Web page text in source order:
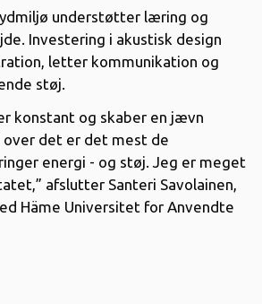
understøtter læring og
Investering i akustisk design
letter kommunikation og
støj.
konstant og skaber en jævn
over det er det mest de
energi - og støj. Jeg er meget
afslutter Santeri Savolainen,
Häme Universitet for Anvendte